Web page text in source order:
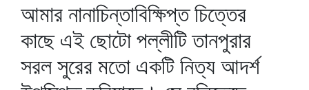
আমার নানাচিন্তাবিক্ষিপ্ত চিত্তের
কাছে এই ছোটো পল্লীটি তানপুরার
সরল সুরের মতো একটি নিত্য আদর্শ